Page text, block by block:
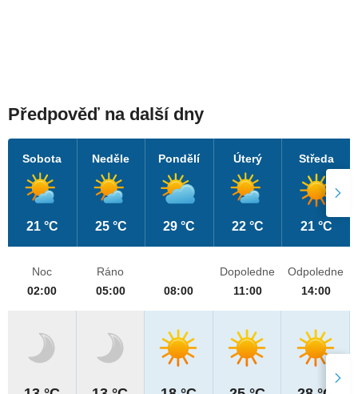
Předpověď na další dny
Sobota
21 °C
Neděle
25 °C
Pondělí
29 °C
Úterý
22 °C
Středa
21 °C
Noc
02:00
Ráno
05:00
08:00
Dopoledne
11:00
Odpoledne
14:00